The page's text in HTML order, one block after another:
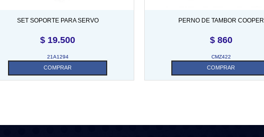
SET SOPORTE PARA SERVO
$ 19.500
21A1294
COMPRAR
PERNO DE TAMBOR COOPER
$860
CMZ422
COMPRAR